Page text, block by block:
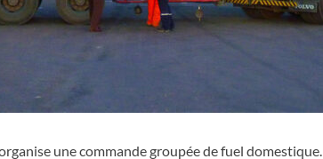
une commande groupée de fuel domestique.